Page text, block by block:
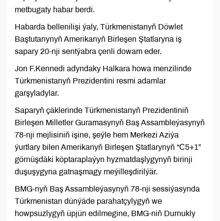
metbugaty habar berdi.
Habarda bellenilişi ýaly, Türkmenistanyň Döwlet
Baştutanynyň Amerikanyň Birleşen Ştatlaryna iş
sapary 20-nji sentýabra çenli dowam eder.
Jon F.Kennedi adyndaky Halkara howa menzilinde
Türkmenistanyň Prezidentini resmi adamlar
garşyladylar.
Saparyň çäklerinde Türkmenistanyň Prezidentiniň
Birleşen Milletler Guramasynyň Baş Assambleýasynyň
78-nji mejlisiniň işine, şeýle hem Merkezi Aziýa
ýurtlary bilen Amerikanyň Birleşen Ştatlarynyň “С5+1”
görnüşdäki köptaraplaýyn hyzmatdaşlygynyň birinji
duşuşygyna gatnaşmagy meýilleşdirilýär.
BMG-nyň Baş Assambleýasynyň 78-nji sessiýasynda
Türkmenistan dünýäde parahatçylygyň we
howpsuzlygyň üpjün edilmegine, BMG-niň Durnukly